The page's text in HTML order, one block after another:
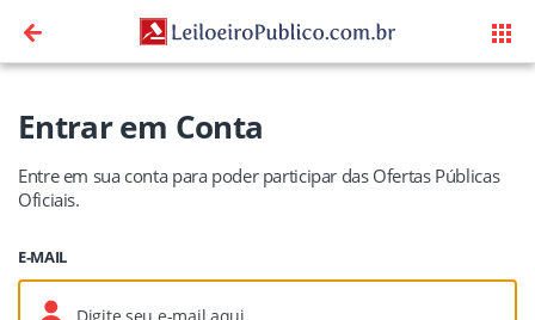
Entrar em Conta
Entre em sua conta para poder participar das Ofertas Públicas
Oficiais.
E-MAIL